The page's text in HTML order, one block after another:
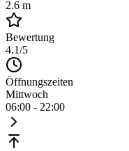
2.6 m
Bewertung
4.1/5
Öffnungszeiten
Mittwoch
06:00 - 22:00